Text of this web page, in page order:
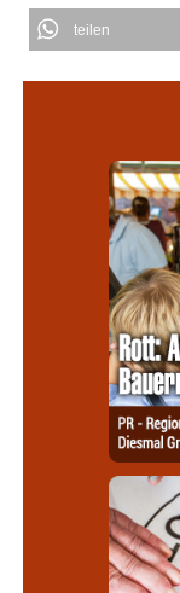
teilen